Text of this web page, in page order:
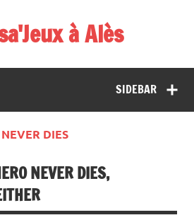
à Alès
et de tournois
SIDEBAR
DIES
NEVER DIES,